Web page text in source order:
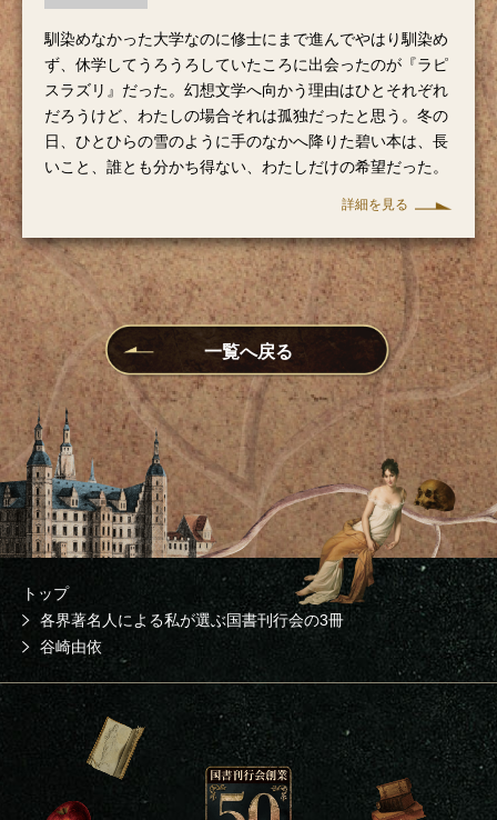
馴染めなかった大学なのに修士にまで進んでやはり馴染め
ず、休学してうろうろしていたころに出会ったのが『ラピ
スラズリ』だった。幻想文学へ向かう理由はひとそれぞれ
だろうけど、わたしの場合それは孤独だったと思う。冬の
日、ひとひらの雪のように手のなかへ降りた碧い本は、長
いこと、誰とも分かち得ない、わたしだけの希望だった。
詳細を見る
一覧へ戻る
トップ
各界著名人による私が選ぶ国書刊行会の3冊
谷崎由依